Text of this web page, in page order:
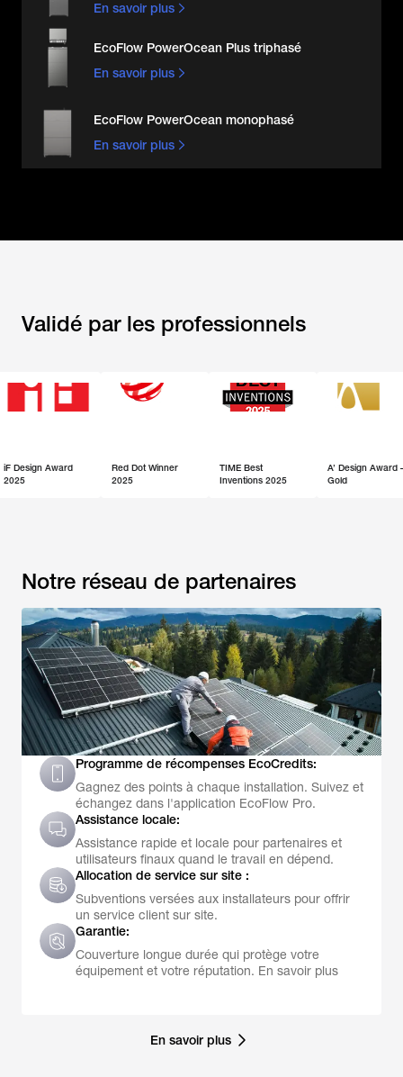
En savoir plus
EcoFlow PowerOcean Plus triphasé
En savoir plus
EcoFlow PowerOcean monophasé
En savoir plus
Validé par les professionnels
Award
Red Dot Winner
TIME Best
Inventions 2025
A’ Design Award –
Notre réseau de partenaires
Programme de récompenses EcoCredits:
Gagnez des points à chaque installation. Suivez et
échangez dans l'application EcoFlow Pro.
Assistance locale:
Assistance rapide et locale pour partenaires et
utilisateurs finaux quand le travail en dépend.
Allocation de service sur site :
Subventions versées aux installateurs pour offrir
un service client sur site.
Garantie:
Couverture longue durée qui protège votre
équipement et votre réputation. En savoir plus
En savoir plus